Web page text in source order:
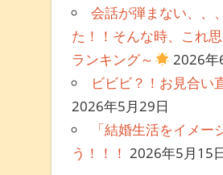
会話が弾まない、、
た！！そんな時、これ
ランキング～
2026年
ビビビ？！お見合い
2026年5月29日
「結婚生活をイメー
う！！！ 2026年5月15